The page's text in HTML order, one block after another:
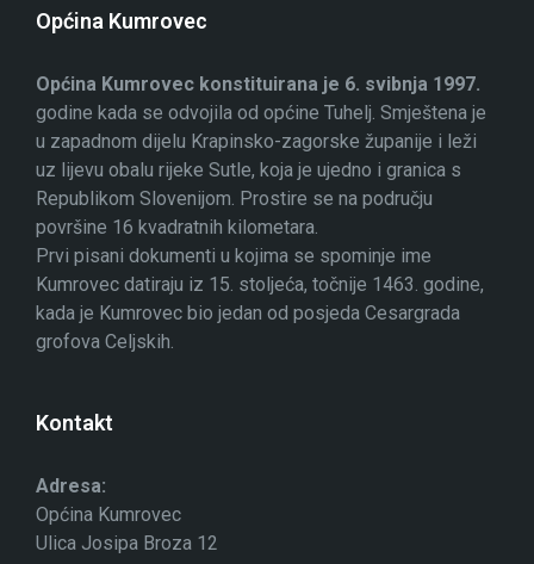
Općina Kumrovec
Općina Kumrovec konstituirana je 6. svibnja 1997.
godine kada se odvojila od općine Tuhelj. Smještena je
u zapadnom dijelu Krapinsko-zagorske županije i leži
uz lijevu obalu rijeke Sutle, koja je ujedno i granica s
Republikom Slovenijom. Prostire se na području
površine 16 kvadratnih kilometara.
Prvi pisani dokumenti u kojima se spominje ime
Kumrovec datiraju iz 15. stoljeća, točnije 1463. godine,
kada je Kumrovec bio jedan od posjeda Cesargrada
grofova Celjskih.
Kontakt
Adresa:
Općina Kumrovec
Ulica Josipa Broza 12